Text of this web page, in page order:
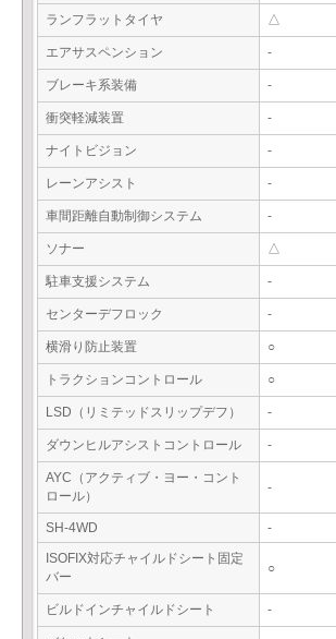
ランフラットタイヤ △
エアサスペンション -
ブレーキ系装備 -
衝突軽減装置 -
ナイトビジョン -
レーンアシスト -
車間距離自動制御システム -
ソナー △
駐車支援システム -
センターデフロック -
横滑り防止装置 ○
トラクションコントロール ○
LSD（リミテッドスリップデフ） -
ダウンヒルアシストコントロール -
AYC（アクティブ・ヨー・コント
ロール）
-
SH-4WD
-
ISOFIX対応チャイルドシート固定
バー
○
ビルドインチャイルドシート -